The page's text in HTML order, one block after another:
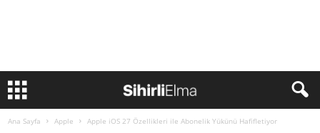
Ana Sayfa Apple Apple iOS 27 Özellikleri ile Abonelik Yükünü Hafifletiyor